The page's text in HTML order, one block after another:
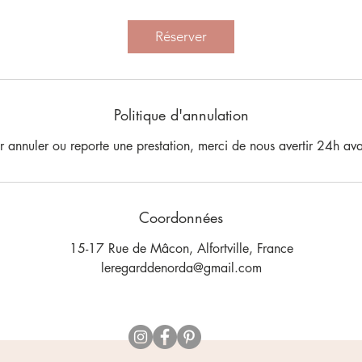
Réserver
Politique d'annulation
annuler ou reporte une prestation, merci de nous avertir 24h
Coordonnées
15-17 Rue de Mâcon, Alfortville, France
leregarddenorda@gmail.com